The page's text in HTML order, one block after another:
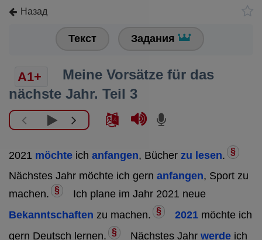
Назад
Текст Задания
A1+
Meine Vorsätze für das
nächste Jahr. Teil 3
2021 möchte ich anfangen, Bücher zu lesen. §
Nächstes Jahr möchte ich gern anfangen, Sport zu
machen. §
Ich plane im Jahr 2021 neue
Bekanntschaften zu machen. § 2021 möchte ich
gern Deutsch lernen. § Nächstes Jahr werde ich